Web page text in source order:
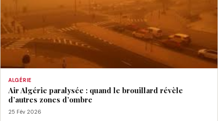
ALGÉRIE
Air Algérie paralysée : quand le brouillard révèle
d’autres zones d’ombre
25 Fév 2026